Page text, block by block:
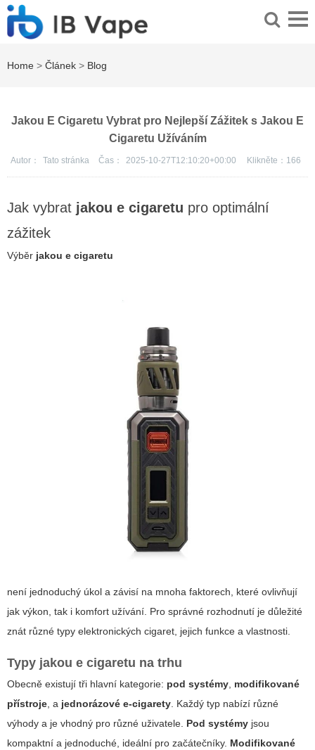
Home > Článek > Blog
Jakou E Cigaretu Vybrat pro Nejlepší Zážitek s Jakou E
Cigaretu Užíváním
Autor： Tato stránka Čas： 2025-10-27T12:10:20+00:00 Klikněte： 166
Jak vybrat jakou e cigaretu pro optimální
zážitek
Výběr jakou e cigaretu
není jednoduchý úkol a závisí na mnoha faktorech, které ovlivňují
jak výkon, tak i komfort užívání. Pro správné rozhodnutí je důležité
znát různé typy elektronických cigaret, jejich funkce a vlastnosti.
Typy jakou e cigaretu na trhu
Obecně existují tři hlavní kategorie: pod systémy, modifikované
přístroje, a jednorázové e-cigarety. Každý typ nabízí různé
výhody a je vhodný pro různé uživatele. Pod systémy jsou
kompaktní a jednoduché, ideální pro začátečníky. Modifikované